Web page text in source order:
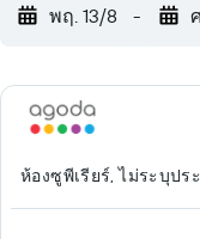
พฤ. 13/8 -
ห้องซูพีเรียร์, ไม่ระบุปร